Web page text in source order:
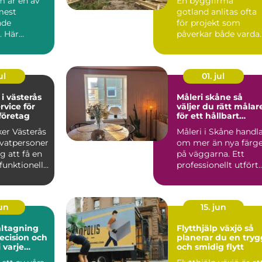
Här
gotland anlitas ofta
för projekt som
påverkar både
boendekvalitet u...
västerås
för
Västerås
att få en
01. jul
Måleri skåne så
väljer du rätt
för ett hållbart
Måleri i Skåne
om mer än nya
på väggarna. Ett
professionellt utfört
och
varje
15. jun
Flytthjälp växjö så
planerar du en
och smidig flytt